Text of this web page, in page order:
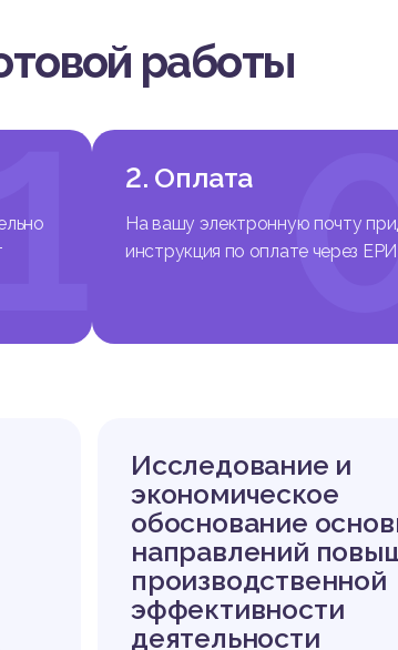
работы
2. Оплата
На вашу электронную почту
инструкция по оплате через
Исследование и
экономическое
обоснование
направлений
производственной
эффективности
деятельности